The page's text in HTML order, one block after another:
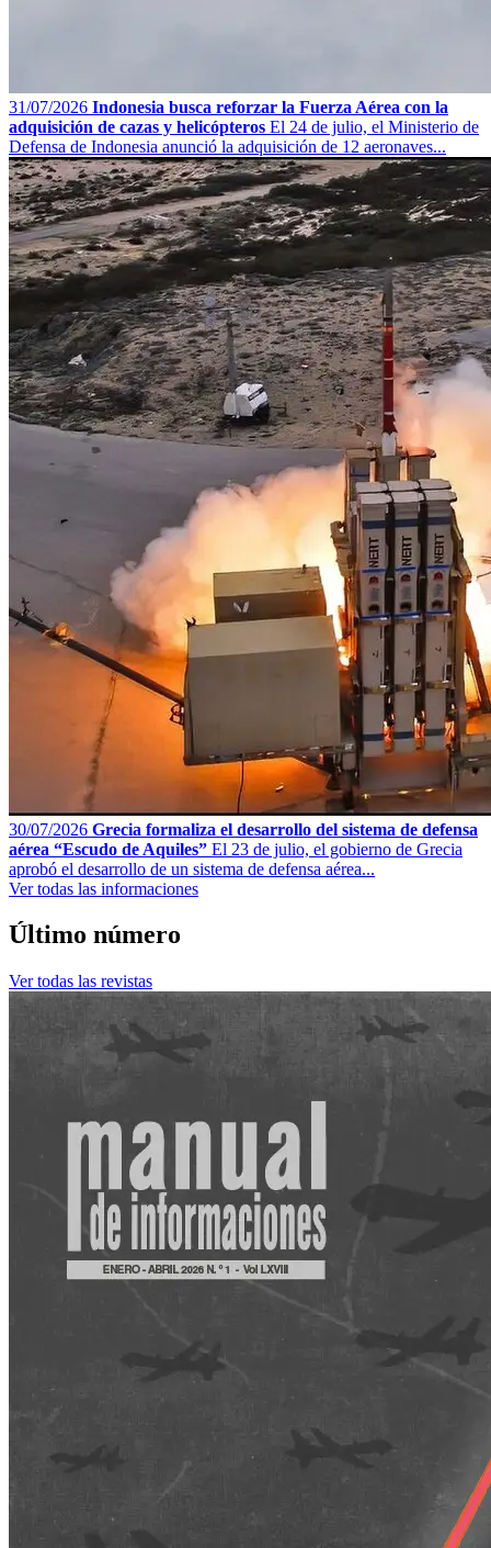
31/07/2026 Indonesia busca reforzar la Fuerza Aérea con la
adquisición de cazas y helicópteros El 24 de julio, el Ministerio de
Defensa de Indonesia anunció la adquisición de 12 aeronaves...
30/07/2026 Grecia formaliza el desarrollo del sistema de defensa
aérea “Escudo de Aquiles” El 23 de julio, el gobierno de Grecia
aprobó el desarrollo de un sistema de defensa aérea...
Ver todas las informaciones
Último número
Ver todas las revistas